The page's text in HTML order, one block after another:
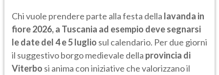
Chi vuole prendere parte alla festa della lavanda in
fiore 2026, a Tuscania ad esempio deve segnarsi
le date del 4 e 5 luglio sul calendario. Per due giorni
il suggestivo borgo medievale della provincia di
Viterbo si anima con iniziative che valorizzano il